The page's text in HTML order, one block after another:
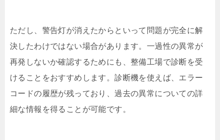
ただし、警告灯が消えたからといって問題が完全に解
決したわけではない場合があります。一過性の異常が
再発しないか確認するためにも、整備工場で診断を受
けることをおすすめします。診断機を使えば、エラー
コードの履歴が残っており、過去の異常についての詳
細な情報を得ることが可能です。